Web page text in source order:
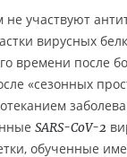
не участвуют
вирусных
времени после
«сезонных
SARS-CoV-2
обученные